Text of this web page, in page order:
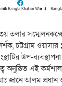
৩য় তলার
চট্টগ্রাম
উপ-
অনুষ্ঠিত এই
জানে আলম প্রধান